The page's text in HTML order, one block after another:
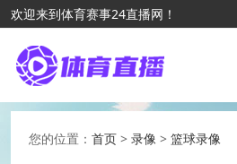
欢迎来到体育赛事24直播网！
您的位置： 首页 > 录像 > 篮球录像